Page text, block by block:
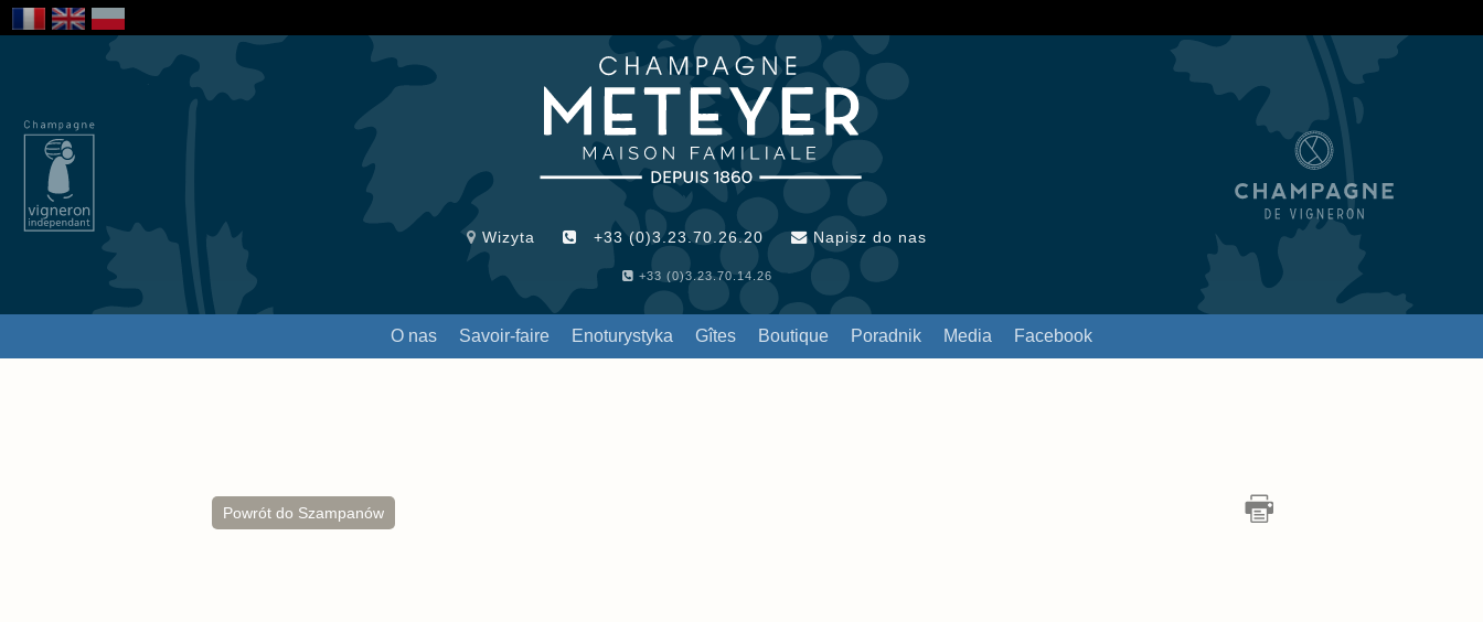
Wizyta +33 (0)3.23.70.26.20 Napisz do nas
+33 (0)3.23.70.14.26
O nas Savoir-faire Enoturystyka Gîtes Boutique Poradnik Media Facebook
Powrót do Szampanów